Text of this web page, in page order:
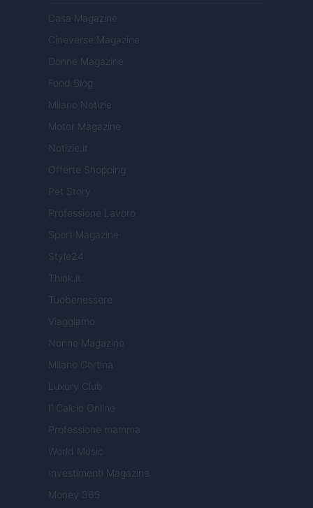
Casa Magazine
Cineverse Magazine
Donne Magazine
Food Blog
Milano Notizie
Motor Magazine
Notizie.it
Offerte Shopping
Pet Story
Professione Lavoro
Sport Magazine
Style24
Think.it
Tuobenessere
Viaggiamo
Nonne Magazine
Milano Cortina
Luxury Club
Il Calcio Online
Professione mamma
World Music
Investimenti Magazine
Money 365